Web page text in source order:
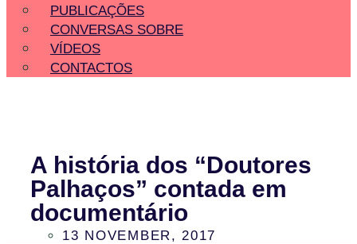
PUBLICAÇÕES
CONVERSAS SOBRE
VÍDEOS
CONTACTOS
A história dos “Doutores
Palhaços” contada em
documentário
13 NOVEMBER, 2017